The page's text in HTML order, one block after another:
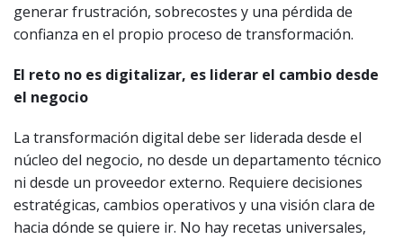
generar frustración, sobrecostes y una pérdida de
confianza en el propio proceso de transformación.
El reto no es digitalizar, es liderar el cambio desde
el negocio
La transformación digital debe ser liderada desde el
núcleo del negocio, no desde un departamento técnico
ni desde un proveedor externo. Requiere decisiones
estratégicas, cambios operativos y una visión clara de
hacia dónde se quiere ir. No hay recetas universales,